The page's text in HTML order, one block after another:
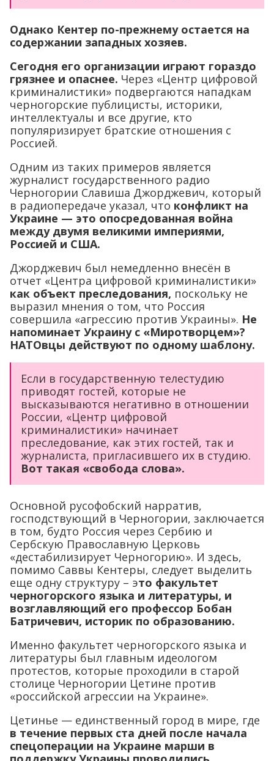
Однако Кентер по-прежнему остается на
содержании западных хозяев.
Сегодня его организации играют гораздо
грязнее и опаснее. Через «Центр цифровой
криминалистики» подвергаются нападкам
черногорские публицисты, историки,
интеллектуалы и все другие, кто
популяризирует братские отношения с
Россией.
Одним из таких примеров является
журналист государственного радио
Черногории Славиша Джорджевич, который
в радиопередаче указал, что конфликт на
Украине — это опосредованная война
между двумя великими империями,
Россией и США.
Джорджевич был немедленно внесён в
отчет «Центра цифровой криминалистики»
как объект преследования, поскольку не
выразил мнения о том, что Россия
совершила «агрессию против Украины». Не
напоминает Украину с «Миротворцем»?
НАТОвцы действуют по одному шаблону.
Если в государственную телестудию
приводят гостей, которые не
высказываются негативно в отношении
России, «Центр цифровой
криминалистики» начинает
преследование, как этих гостей, так и
журналиста, пригласившего их в студию.
Вот такая «свобода слова».
Основной русофобский нарратив,
господствующий в Черногории, заключается
в том, будто Россия через Сербию и
Сербскую Православную Церковь
«дестабилизирует Черногорию». И здесь,
помимо Саввы Кентеры, следует выделить
еще одну структуру – это факультет
черногорского языка и литературы, и
возглавляющий его профессор Бобан
Батричевич, историк по образованию.
Именно факультет черногорского языка и
литературы был главным идеологом
протестов, которые проходили в старой
столице Черногории Цетине против
«российской агрессии на Украине».
Цетинье — единственный город в мире, где
в течение первых ста дней после начала
спецоперации на Украине марши в